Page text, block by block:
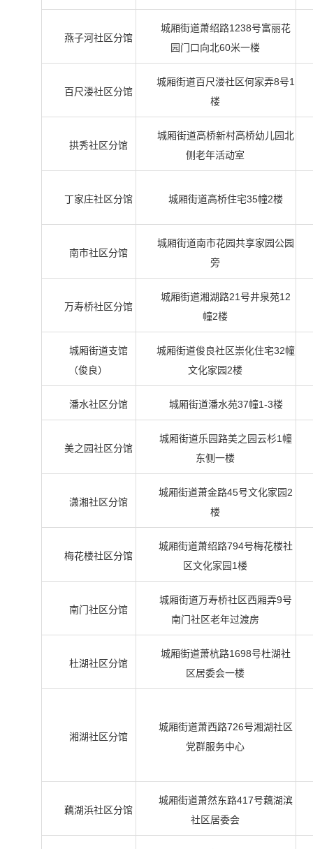
燕子河社区分馆
城厢街道萧绍路1238号富丽花
园门口向北60米一楼
百尺溇社区分馆
城厢街道百尺溇社区何家弄8号1
楼
拱秀社区分馆
城厢街道高桥新村高桥幼儿园北
侧老年活动室
丁家庄社区分馆 城厢街道高桥住宅35幢2楼
南市社区分馆
城厢街道南市花园共享家园公园
旁
万寿桥社区分馆
城厢街道湘湖路21号井泉苑12
幢2楼
城厢街道支馆
（俊良）
城厢街道俊良社区崇化住宅32幢
文化家园2楼
潘水社区分馆 城厢街道潘水苑37幢1-3楼
美之园社区分馆
城厢街道乐园路美之园云杉1幢
东侧一楼
潇湘社区分馆
城厢街道萧金路45号文化家园2
楼
梅花楼社区分馆
城厢街道萧绍路794号梅花楼社
区文化家园1楼
南门社区分馆
城厢街道万寿桥社区西厢弄9号
南门社区老年过渡房
杜湖社区分馆
城厢街道萧杭路1698号杜湖社
区居委会一楼
湘湖社区分馆
城厢街道萧西路726号湘湖社区
党群服务中心
藕湖浜社区分馆
城厢街道萧然东路417号藕湖滨
社区居委会